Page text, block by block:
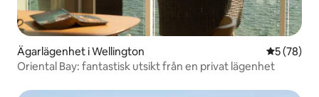
Ägarlägenhet i Wellington 5 av 5 i
5 (78)
Oriental Bay: fantastisk utsikt från en privat lägenhet